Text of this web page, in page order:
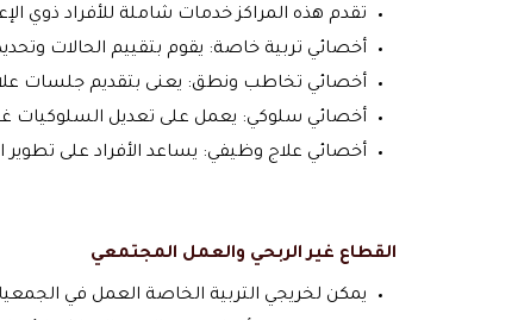
تقدم هذه المراكز خدمات شاملة للأفراد ذوي
أخصائي تربية خاصة: يقوم بتقييم الحالات
أخصائي تخاطب ونطق: يعنى بتقديم جلسات
أخصائي سلوكي: يعمل على تعديل السلوكيات غير
أخصائي علاج وظيفي: يساعد الأفراد على تطوير
القطاع غير الربحي والعمل المجتمعي
يمكن لخريجي التربية الخاصة العمل في